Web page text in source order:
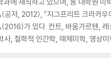
공저, 2012), 『지그프리트 크라카
(2016)가 있다. 칸트, 바움가르텐,
, 철학적 인간학, 매체미학, 영상미